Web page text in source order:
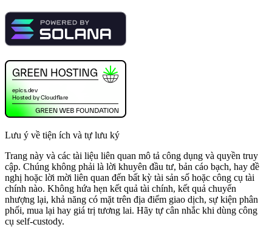
Lưu ý về tiện ích và tự lưu ký
Trang này và các tài liệu liên quan mô tả công dụng và quyền truy
cập. Chúng không phải là lời khuyên đầu tư, bản cáo bạch, hay đề
nghị hoặc lời mời liên quan đến bất kỳ tài sản số hoặc công cụ tài
chính nào. Không hứa hẹn kết quả tài chính, kết quả chuyển
nhượng lại, khả năng có mặt trên địa điểm giao dịch, sự kiện phân
phối, mua lại hay giá trị tương lai. Hãy tự cân nhắc khi dùng công
cụ self-custody.